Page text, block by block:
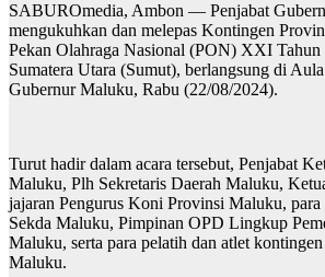
SABUROmedia, Ambon — Penjabat
mengukuhkan dan melepas Kontingen
Pekan Olahraga Nasional (PON) XXI Tahun
Sumatera Utara (Sumut), berlangsung di
Gubernur Maluku, Rabu (22/08/2024).
Turut hadir dalam acara tersebut, Penjabat
Maluku, Plh Sekretaris Daerah Maluku,
jajaran Pengurus Koni Provinsi Maluku,
Sekda Maluku, Pimpinan OPD Lingkup
Maluku, serta para pelatih dan atlet
Maluku.